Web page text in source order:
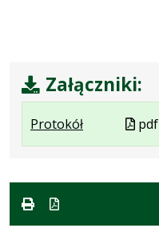
Załączniki:
Protokół.
Plik
formacie:
.
Rozmiar
190
.
Otwiera
w
Plik
w
pdf